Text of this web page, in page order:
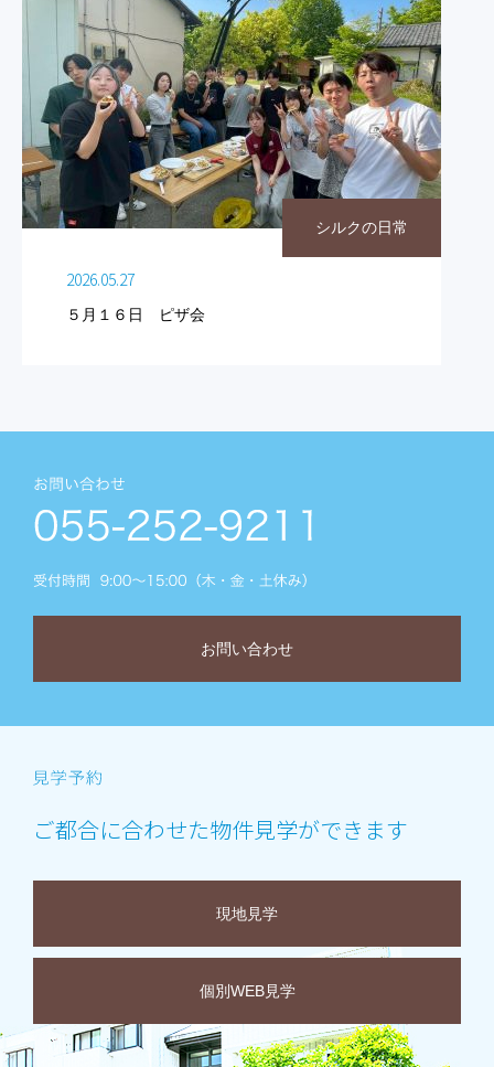
シルクの日常
2026.05.27
５月１６日 ピザ会
お問い合わせ
ご都合に合わせた物件見学ができます
現地見学
個別WEB見学